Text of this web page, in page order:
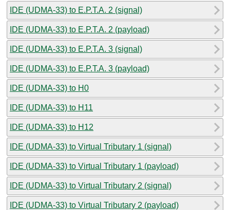
IDE (UDMA-33) to E.P.T.A. 2 (signal)
IDE (UDMA-33) to E.P.T.A. 2 (payload)
IDE (UDMA-33) to E.P.T.A. 3 (signal)
IDE (UDMA-33) to E.P.T.A. 3 (payload)
IDE (UDMA-33) to H0
IDE (UDMA-33) to H11
IDE (UDMA-33) to H12
IDE (UDMA-33) to Virtual Tributary 1 (signal)
IDE (UDMA-33) to Virtual Tributary 1 (payload)
IDE (UDMA-33) to Virtual Tributary 2 (signal)
IDE (UDMA-33) to Virtual Tributary 2 (payload)